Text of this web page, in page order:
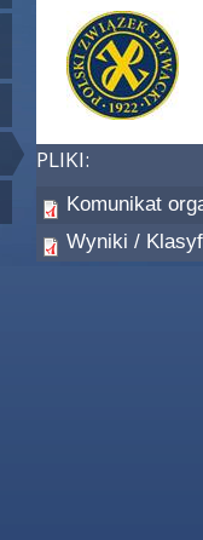
PLIKI:
Komunikat
Wyniki /